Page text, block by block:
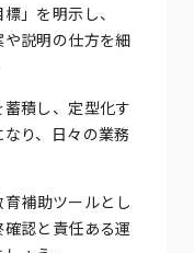
」を明示し、
説明の仕方を細
積し、定型化す
り、日々の業務
補助ツールとし
認と責任ある運